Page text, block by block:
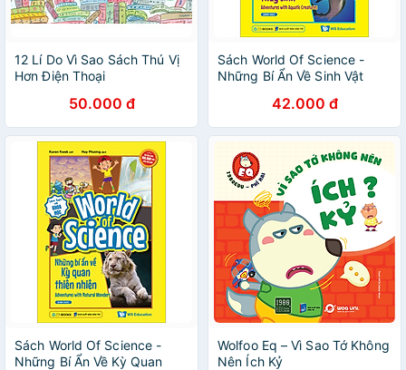
12 Lí Do Vì Sao Sách Thú Vị
Hơn Điện Thoại
50.000 đ
Sách World Of Science -
Những Bí Ẩn Về Sinh Vật
42.000 đ
Sách World Of Science -
Những Bí Ẩn Về Kỳ Quan
Wolfoo Eq – Vì Sao Tớ Không
Nên Ích Kỷ